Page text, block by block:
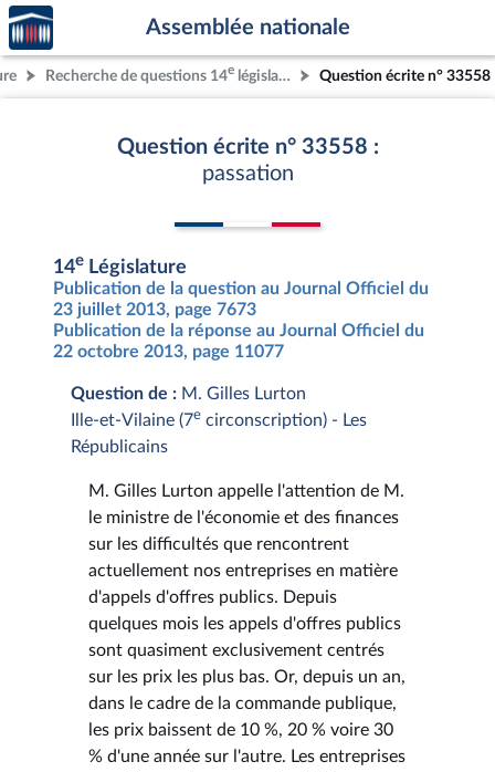
Aller au contenu
Aller en bas de la page
Accèder
à la
page
d'accueil
Assemblée nationale
Recherche de questions 14e législature Question écrite n° 33558
Question écrite n° 33558 :
passation
14e Législature
Publication de la question au Journal Officiel du
23 juillet 2013, page 7673
Publication de la réponse au Journal Officiel du
22 octobre 2013, page 11077
Question de : M. Gilles Lurton
Ille-et-Vilaine (7e circonscription) - Les
Républicains
M. Gilles Lurton appelle l'attention de M.
le ministre de l'économie et des finances
sur les difficultés que rencontrent
actuellement nos entreprises en matière
d'appels d'offres publics. Depuis
quelques mois les appels d'offres publics
sont quasiment exclusivement centrés
sur les prix les plus bas. Or, depuis un an,
dans le cadre de la commande publique,
les prix baissent de 10 %, 20 % voire 30
% d'une année sur l'autre. Les entreprises